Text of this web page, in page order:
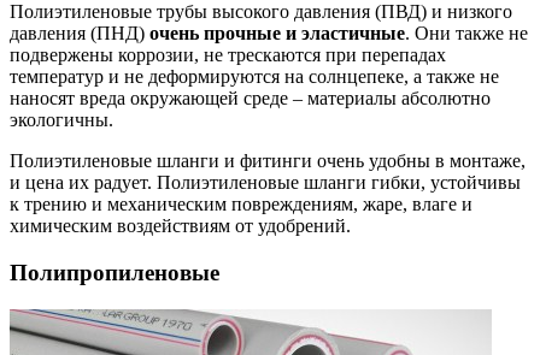
Полиэтиленовые трубы высокого давления (ПВД) и низкого
давления (ПНД) очень прочные и эластичные. Они также не
подвержены коррозии, не трескаются при перепадах
температур и не деформируются на солнцепеке, а также не
наносят вреда окружающей среде – материалы абсолютно
экологичны.
Полиэтиленовые шланги и фитинги очень удобны в монтаже,
и цена их радует. Полиэтиленовые шланги гибки, устойчивы
к трению и механическим повреждениям, жаре, влаге и
химическим воздействиям от удобрений.
Полипропиленовые